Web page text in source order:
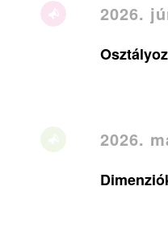
2026.
2026.